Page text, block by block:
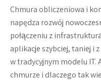
Chmura obliczeniowa i
napędza rozwój
połączeniu z
aplikacje szybciej, taniej i
w tradycyjnym modelu IT.
chmurze i dlaczego tak